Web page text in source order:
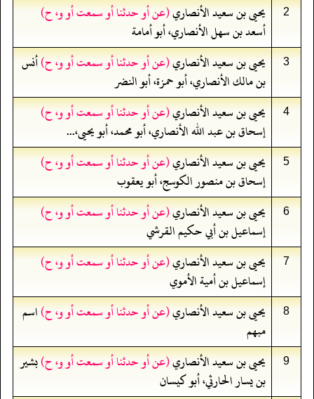
2 يحيى بن سعيد الأنصاري(عن أو حدثنا أو سمعت أو و، ح)
أسعد بن سهل الأنصاري، أبو أمامة
3 يحيى بن سعيد الأنصاري(عن أو حدثنا أو سمعت أو و، ح)أنس
بن مالك الأنصاري، أبو حمزة، أبو النضر
4 يحيى بن سعيد الأنصاري(عن أو حدثنا أو سمعت أو و، ح)
إسحاق بن عبد الله الأنصاري، أبو محمد، أبو يحيى،...
5 يحيى بن سعيد الأنصاري(عن أو حدثنا أو سمعت أو و، ح)
إسحاق بن منصور الكوسج، أبو يعقوب
6 يحيى بن سعيد الأنصاري(عن أو حدثنا أو سمعت أو و، ح)
إسماعيل بن أبي حكيم القرشي
7 يحيى بن سعيد الأنصاري(عن أو حدثنا أو سمعت أو و، ح)
إسماعيل بن أمية الأموي
8 يحيى بن سعيد الأنصاري(عن أو حدثنا أو سمعت أو و، ح)اسم
مبهم
9 يحيى بن سعيد الأنصاري(عن أو حدثنا أو سمعت أو و، ح)بشير
بن يسار الحارثي، أبو كيسان